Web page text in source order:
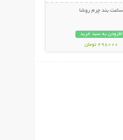
ساعت بند چرم روشا
افزودن به سبد خرید
298000 تومان